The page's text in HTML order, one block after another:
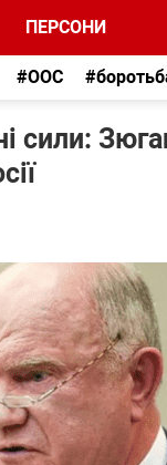
ПЕРСОНИ
#ООС
сили: